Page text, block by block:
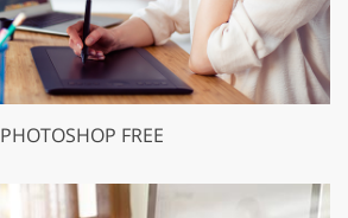
PHOTOSHOP FREE